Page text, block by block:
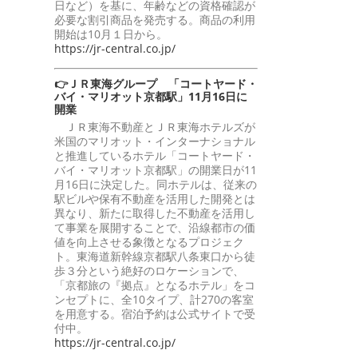
日など）を基に、年齢などの資格確認が
必要な割引商品を発売する。商品の利用
開始は10月１日から。
https://jr-central.co.jp/
👉ＪＲ東海グループ 「コートヤード・
バイ・マリオット京都駅」11月16日に
開業
ＪＲ東海不動産とＪＲ東海ホテルズが
米国のマリオット・インターナショナル
と推進しているホテル「コートヤード・
バイ・マリオット京都駅」の開業日が11
月16日に決定した。同ホテルは、従来の
駅ビルや保有不動産を活用した開発とは
異なり、新たに取得した不動産を活用し
て事業を展開することで、沿線都市の価
値を向上させる象徴となるプロジェク
ト。東海道新幹線京都駅八条東口から徒
歩３分という絶好のロケーションで、
「京都旅の『拠点』となるホテル」をコ
ンセプトに、全10タイプ、計270の客室
を用意する。宿泊予約は公式サイトで受
付中。
https://jr-central.co.jp/